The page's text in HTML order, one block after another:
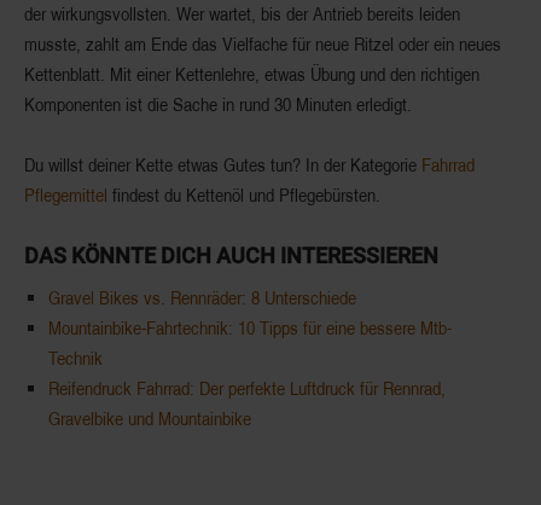
der wirkungsvollsten. Wer wartet, bis der Antrieb bereits leiden
musste, zahlt am Ende das Vielfache für neue Ritzel oder ein neues
Kettenblatt. Mit einer Kettenlehre, etwas Übung und den richtigen
Komponenten ist die Sache in rund 30 Minuten erledigt.
Du willst deiner Kette etwas Gutes tun? In der Kategorie Fahrrad
Pflegemittel findest du Kettenöl und Pflegebürsten.
DAS KÖNNTE DICH AUCH INTERESSIEREN
Gravel Bikes vs. Rennräder: 8 Unterschiede
Mountainbike-Fahrtechnik: 10 Tipps für eine bessere Mtb-
Technik
Reifendruck Fahrrad: Der perfekte Luftdruck für Rennrad,
Gravelbike und Mountainbike